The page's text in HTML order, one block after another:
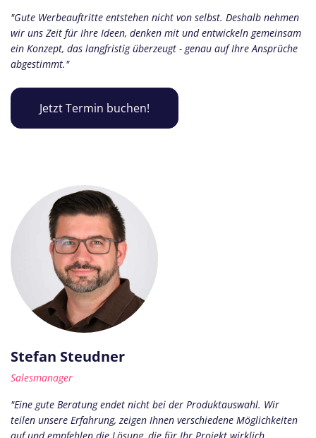
"Gute Werbeauftritte entstehen nicht von selbst. Deshalb nehmen
wir uns Zeit für Ihre Ideen, denken mit und entwickeln gemeinsam
ein Konzept, das langfristig überzeugt - genau auf Ihre Ansprüche
abgestimmt."
Jetzt Termin buchen!
Stefan Steudner
Salesmanager
"Eine gute Beratung endet nicht bei der Produktauswahl. Wir
teilen unsere Erfahrung, zeigen Ihnen verschiedene Möglichkeiten